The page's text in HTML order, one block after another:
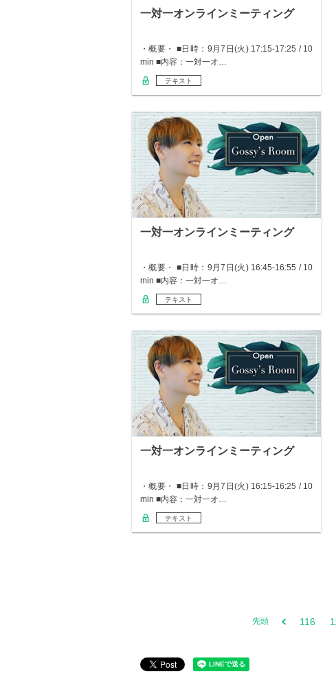
一対一オンラインミーティング
・概要・ ■日時：9月7日(火) 17:15-17:25 / 10
min ■内容：一対一オ…
テキスト
一対一オンラインミーティング
・概要・ ■日時：9月7日(火) 16:45-16:55 / 10
min ■内容：一対一オ…
テキスト
一対一オンラインミーティング
・概要・ ■日時：9月7日(火) 16:15-16:25 / 10
min ■内容：一対一オ…
テキスト
先頭 116